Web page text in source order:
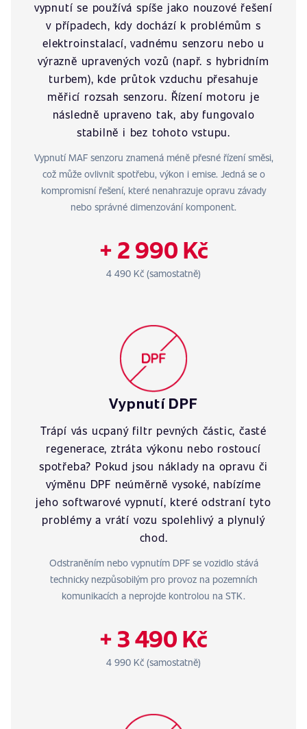
vypnutí se používá spíše jako nouzové řešení
v případech, kdy dochází k problémům s
elektroinstalací, vadnému senzoru nebo u
výrazně upravených vozů (např. s hybridním
turbem), kde průtok vzduchu přesahuje
měřicí rozsah senzoru. Řízení motoru je
následně upraveno tak, aby fungovalo
stabilně i bez tohoto vstupu.
Vypnutí MAF senzoru znamená méně přesné řízení směsi,
což může ovlivnit spotřebu, výkon i emise. Jedná se o
kompromisní řešení, které nenahrazuje opravu závady
nebo správné dimenzování komponent.
+ 2 990 Kč
4 490 Kč (samostatně)
Vypnutí DPF
Trápí vás ucpaný filtr pevných částic, časté
regenerace, ztráta výkonu nebo rostoucí
spotřeba? Pokud jsou náklady na opravu či
výměnu DPF neúměrně vysoké, nabízíme
jeho softwarové vypnutí, které odstraní tyto
problémy a vrátí vozu spolehlivý a plynulý
chod.
Odstraněním nebo vypnutím DPF se vozidlo stává
technicky nezpůsobilým pro provoz na pozemních
komunikacích a neprojde kontrolou na STK.
+ 3 490 Kč
4 990 Kč (samostatně)